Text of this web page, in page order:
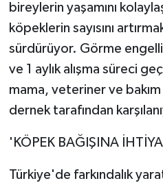
bireylerin yaşamını
köpeklerin sayısını
sürdürüyor. Görme
ve 1 aylık alışma süreci
mama, veteriner ve
dernek tarafından
'KÖPEK BAĞIŞINA
Türkiye'de farkındalık